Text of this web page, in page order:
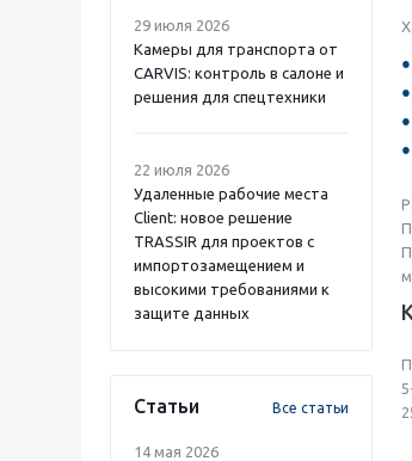
29 июля 2026
Камеры для транспорта от
CARVIS: контроль в салоне и
решения для спецтехники
22 июля 2026
Удаленные рабочие места
Client: новое решение
TRASSIR для проектов с
импортозамещением и
высокими требованиями к
защите данных
Статьи Все статьи
14 мая 2026